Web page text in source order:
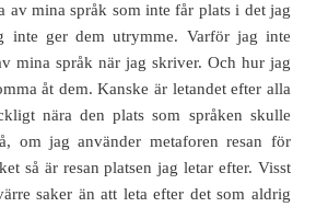
av mina språk som inte får plats i det jag
inte ger dem utrymme. Varför jag inte
mina språk när jag skriver. Och hur jag
åt dem. Kanske är letandet efter alla
nära den plats som språken skulle
om jag använder metaforen resan för
så är resan platsen jag letar efter. Visst
saker än att leta efter det som aldrig